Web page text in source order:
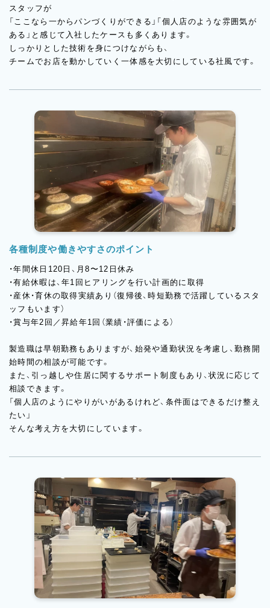
スタッフが
「ここなら一からパンづくりができる」「個人店のような雰囲気が
ある」と感じて入社したケースも多くあります。
しっかりとした技術を身につけながらも、
チームでお店を動かしていく一体感を大切にしている社風です。
各種制度や働きやすさのポイント
・年間休日120日、月8〜12日休み
・有給休暇は、年1回ヒアリングを行い計画的に取得
・産休・育休の取得実績あり（復帰後、時短勤務で活躍しているスタ
ッフもいます）
・賞与年2回／昇給年1回（業績・評価による）
製造職は早朝勤務もありますが、始発や通勤状況を考慮し、勤務開
始時間の相談が可能です。
また、引っ越しや住居に関するサポート制度もあり、状況に応じて
相談できます。
「個人店のようにやりがいがあるけれど、条件面はできるだけ整え
たい」
そんな考え方を大切にしています。